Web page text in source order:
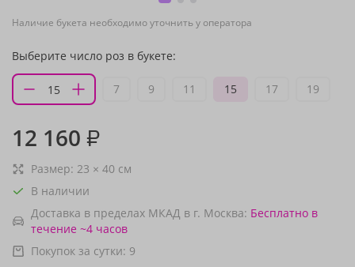
Наличие букета необходимо уточнить у оператора
Выберите число роз в букете:
7 9 11 15 17 19
12 160 ₽
Размер: 23 × 40 см
В наличии
Доставка в пределах МКАД в г. Москва: Бесплатно в
течение ~4 часов
Покупок за сутки: 9